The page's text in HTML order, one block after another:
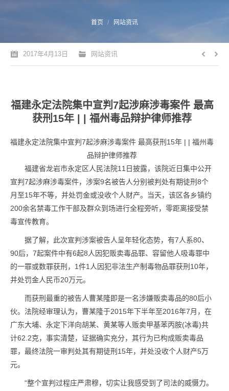
首页 网站资讯
2017年4月13日 网站资讯
福建永定法院集中宣判7起涉麻涉毒案件 最高
获刑15年 | | 福州毒品辩护律师推荐
福建永定法院集中宣判7起涉麻涉毒案件 最高获刑15年 | | 福州毒
品辩护律师推荐
福建省龙岩市永定区人民法院11日披露，该院近日集中公开
宣判7起涉麻涉毒案件，涉案9名被告人分别被判处有期徒刑8个
月至15年不等，并处罚金或没收个人财产。当天，该区各乡镇约
200余名禁毒工作干部及群众到场进行全程旁听，零距离接受禁
毒宣传教育。
据了解，此次宣判涉案被告人呈年轻化态势，有7人系80、
90后，7起案件中有6起8人因犯贩卖毒品罪、容留他人吸毒罪中
的一罪或数罪获刑，1件1人因犯非法生产制毒物品罪获刑10年，
并处罚金人民币20万元。
而获刑最重的被告人曹某隆即是一名涉嫌贩卖毒品的80后小
伙。法院经审理认为，曹某隆于2015年下半年至2016年7月，在
广东大埔、永定下洋向胡某、黄某等人贩卖甲基苯丙胺(冰毒)共
计62.2克，事实清楚，证据确实充分，其行为已构成贩卖毒品
罪，最终法院一审判处其有期徒刑15年，并处没收个人财产5万
元。
“整个宣判过程庄严肃穆，切实让我感受到了司法的威慑力。